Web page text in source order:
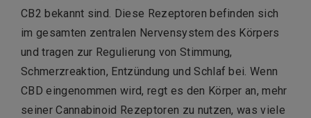
CB2 bekannt sind. Diese Rezeptoren befinden sich
im gesamten zentralen Nervensystem des Körpers
und tragen zur Regulierung von Stimmung,
Schmerzreaktion, Entzündung und Schlaf bei. Wenn
CBD eingenommen wird, regt es den Körper an, mehr
seiner Cannabinoid Rezeptoren zu nutzen, was viele